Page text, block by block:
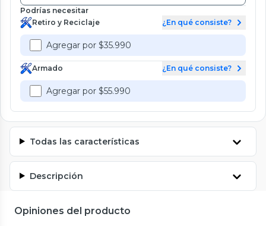
Podrías necesitar
Retiro y Reciclaje
¿En qué consiste?
Agregar por $35.990
Armado ¿En qué consiste?
Agregar por $55.990
Todas las características
Descripción
Opiniones del producto